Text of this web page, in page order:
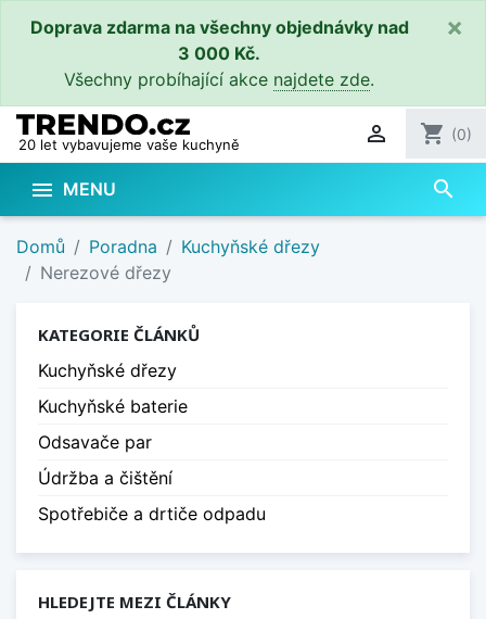
Doprava zdarma na všechny objednávky nad
3 000 Kč.
Všechny probíhající akce najdete zde.
×
20 let vybavujeme vaše kuchyně  shopping_cart (0)
 MENU search
Domů Poradna
Kuchyňské dřezy
Nerezové dřezy
KATEGORIE ČLÁNKŮ
Kuchyňské dřezy
Kuchyňské baterie
Odsavače par
Údržba a čištění
Spotřebiče a drtiče odpadu
HLEDEJTE MEZI ČLÁNKY